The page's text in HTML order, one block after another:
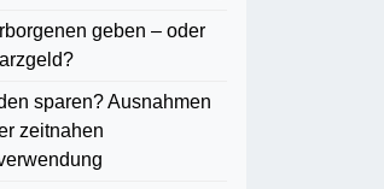
geben – oder
sparen? Ausnahmen
zeitnahen